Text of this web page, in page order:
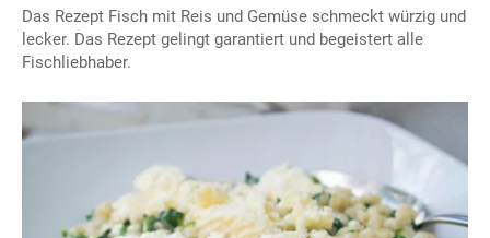
Das Rezept Fisch mit Reis und Gemüse schmeckt würzig und
lecker. Das Rezept gelingt garantiert und begeistert alle
Fischliebhaber.